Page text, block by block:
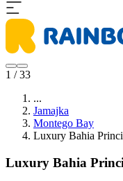
1 / 33
...
Jamajka
Montego Bay
Luxury Bahia
Luxury Bahia